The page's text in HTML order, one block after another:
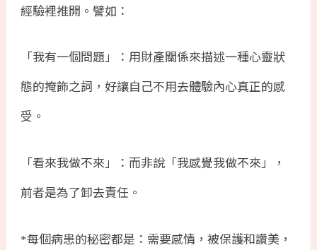
經驗裡推開。譬如：
「我有一個問題」：用財產關係來描述一種心靈狀
態的掩飾之詞，好讓自己不用去體驗內心真正的感
受。
「看來我做不來」：而非說「我感覺我做不來」，
前者是為了卸去責任。
*每個病患的秘密都是：需要感情，被保護和讚美，